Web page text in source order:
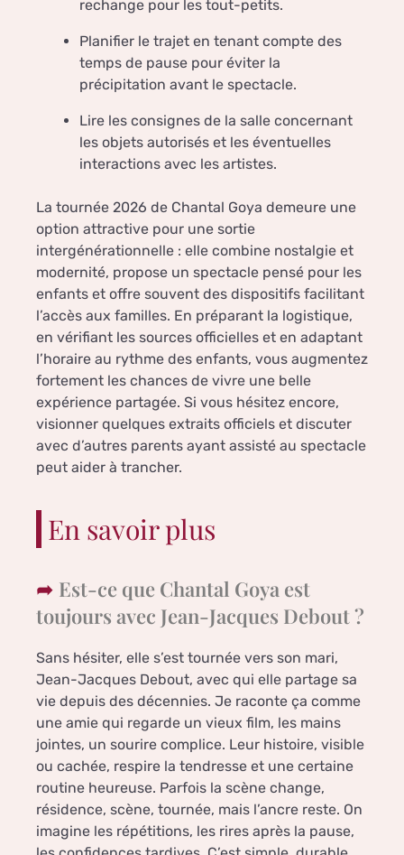
rechange pour les tout-petits.
Planifier le trajet en tenant compte des
temps de pause pour éviter la
précipitation avant le spectacle.
Lire les consignes de la salle concernant
les objets autorisés et les éventuelles
interactions avec les artistes.
La tournée 2026 de Chantal Goya demeure une
option attractive pour une sortie
intergénérationnelle : elle combine nostalgie et
modernité, propose un spectacle pensé pour les
enfants et offre souvent des dispositifs facilitant
l’accès aux familles. En préparant la logistique,
en vérifiant les sources officielles et en adaptant
l’horaire au rythme des enfants, vous augmentez
fortement les chances de vivre une belle
expérience partagée. Si vous hésitez encore,
visionner quelques extraits officiels et discuter
avec d’autres parents ayant assisté au spectacle
peut aider à trancher.
En savoir plus
Est-ce que Chantal Goya est
toujours avec Jean-Jacques Debout ?
Sans hésiter, elle s’est tournée vers son mari,
Jean-Jacques Debout, avec qui elle partage sa
vie depuis des décennies. Je raconte ça comme
une amie qui regarde un vieux film, les mains
jointes, un sourire complice. Leur histoire, visible
ou cachée, respire la tendresse et une certaine
routine heureuse. Parfois la scène change,
résidence, scène, tournée, mais l’ancre reste. On
imagine les répétitions, les rires après la pause,